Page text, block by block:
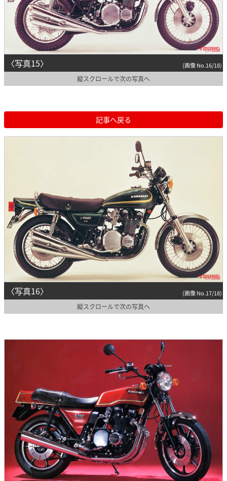
〈写真15〉 (画像 No.16/18)
縦スクロールで次の写真へ
記事へ戻る
〈写真16〉 (画像 No.17/18)
縦スクロールで次の写真へ